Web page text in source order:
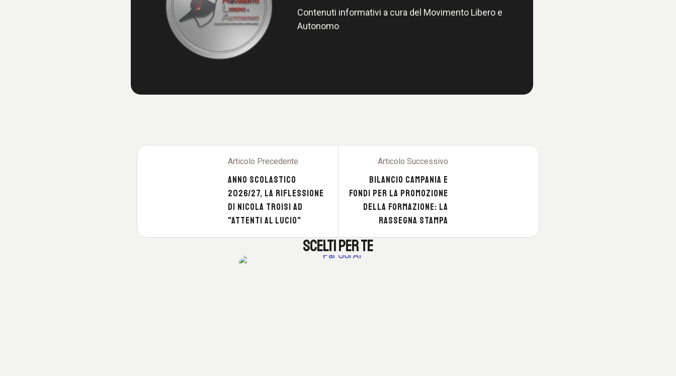
Contenuti informativi a cura del Movimento Libero e
Autonomo
Articolo Precedente
ANNO SCOLASTICO
2026/27, LA RIFLESSIONE
DI NICOLA TROISI AD
"ATTENTI AL LUCIO"
Articolo Successivo
BILANCIO CAMPANIA E
FONDI PER LA PROMOZIONE
DELLA FORMAZIONE: LA
RASSEGNA STAMPA
SCELTI PER TE